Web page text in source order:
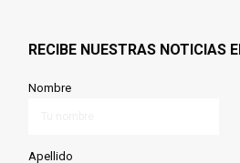
RECIBE NUESTRAS NOTICIAS
Nombre
Apellido